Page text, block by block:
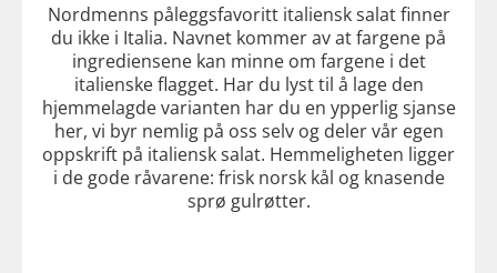
Nordmenns påleggsfavoritt italiensk salat finner
du ikke i Italia. Navnet kommer av at fargene på
ingrediensene kan minne om fargene i det
italienske flagget. Har du lyst til å lage den
hjemmelagde varianten har du en ypperlig sjanse
her, vi byr nemlig på oss selv og deler vår egen
oppskrift på italiensk salat. Hemmeligheten ligger
i de gode råvarene: frisk norsk kål og knasende
sprø gulrøtter.